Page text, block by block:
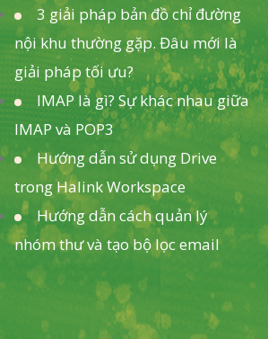
3 giải pháp bản đồ chỉ đường
nội khu thường gặp. Đâu mới là
giải pháp tối ưu?
IMAP là gì? Sự khác nhau giữa
IMAP và POP3
Hướng dẫn sử dụng Drive
trong Halink Workspace
Hướng dẫn cách quản lý
nhóm thư và tạo bộ lọc email